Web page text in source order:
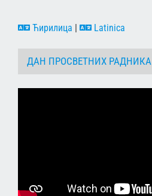
Ћирилица | Latinica
ДАН ПРОСВЕТНИХ РАДНИКА